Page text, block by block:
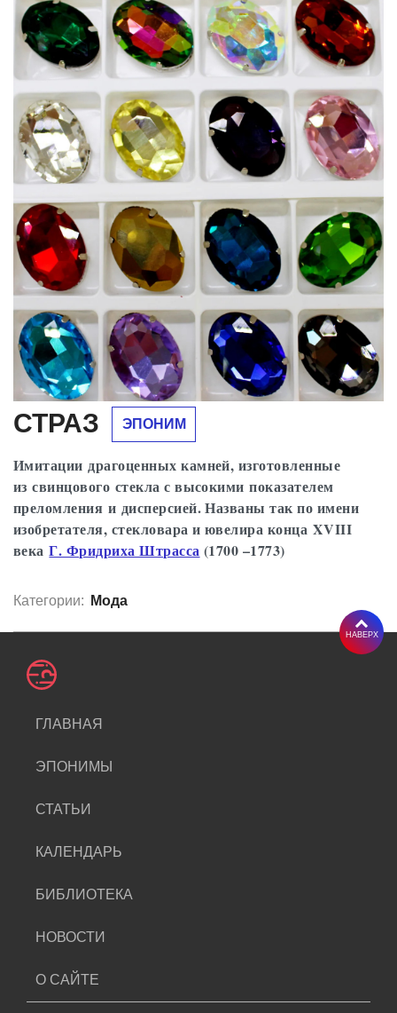
называл их «имитациями». Совершенствуя свое
изобретение, Страсс значительно улучшил
блеск своих камней, наклеивая на них сзади
металлическую фольгу. Впоследствии фольгу
заменило напыляемое в вакууме зеркальное
покрытие. Страсс открыл свой бизнес в 1730
году, а в 1734 году звание «Королевского
ювелира». Он стал партнером ювелирного
бизнеса мадам Прево. Его работа пользовалась
большим спросом у двора короля Франции
Людовика XV. Страсс фактически
контролировал рынок искусственных
драгоценных камней.
СТРАЗ ЭПОНИМ
Имитации драгоценных камней, изготовленные
из свинцового стекла с высокими показателем
преломления и дисперсией. Названы так по имени
изобретателя, стекловара и ювелира конца XVIII
векаГ. Фридриха Штрасса (1700 –1773)
Категории: Мода
ГЛАВНАЯ
ЭПОНИМЫ
СТАТЬИ
КАЛЕНДАРЬ
БИБЛИОТЕКА
НОВОСТИ
О САЙТЕ
НАВЕРХ